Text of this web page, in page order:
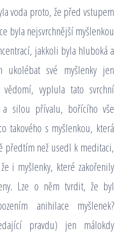
voda proto, že před vstupem
byla nejsvrchnější myšlenkou
jakkoli byla hluboká a
ukolébat své myšlenky jen
vědomí, vyplula tato svrchní
a silou přívalu, bořícího vše
takového s myšlenkou, která
předtím než usedl k meditaci,
i myšlenky, které zakořenily
Lze o něm tvrdit, že byl
anihilace myšlenek?
pravdu) jen málokdy